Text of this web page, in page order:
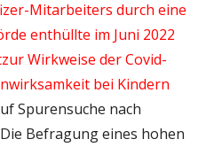
Mitarbeiters durch eine
enthüllte im Juni 2022
Wirkweise der Covid-
bei Kindern
Spurensuche nach
Befragung eines hohen